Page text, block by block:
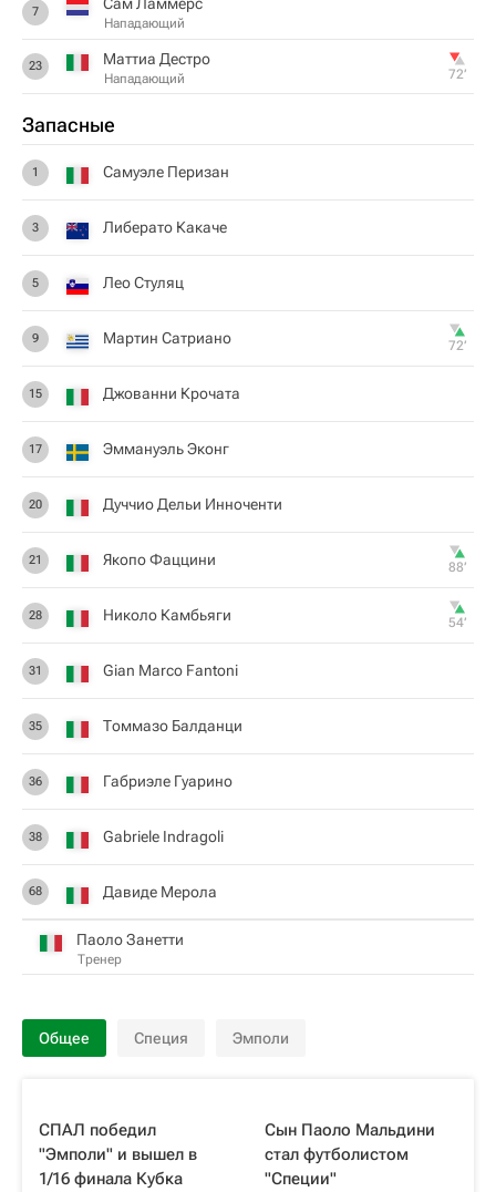
7
Нападающий
23 Маттиа Дестро
Нападающий 72‎’‎
Запасные
1 Самуэле Перизан
3 Либерато Какаче
5 Лео Стуляц
9 Мартин Сатриано 72‎’‎
15 Джованни Крочата
17 Эммануэль Эконг
20 Дуччио Дельи Инноченти
21 Якопо Фаццини 88‎’‎
28 Николо Камбьяги 54‎’‎
31 Gian Marco Fantoni
35 Томмазо Балданци
36 Габриэле Гуарино
38 Gabriele Indragoli
68 Давиде Мерола
Паоло Занетти
Тренер
Общее Специя Эмполи
СПАЛ победил
"Эмполи" и вышел в
1/16 финала Кубка
Сын Паоло Мальдини
стал футболистом
"Специи"